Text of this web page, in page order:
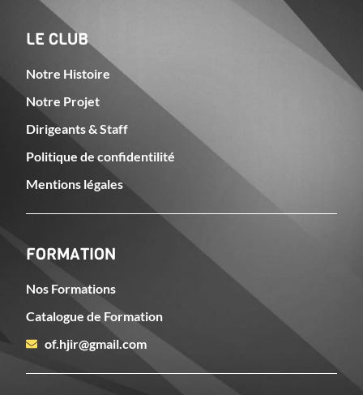
LE CLUB
Notre Histoire
Notre Projet
Dirigeants & Staff
Politique de confidentilité
Mentions légales
FORMATION
Nos Formations
Catalogue de Formation
of.hjir@gmail.com